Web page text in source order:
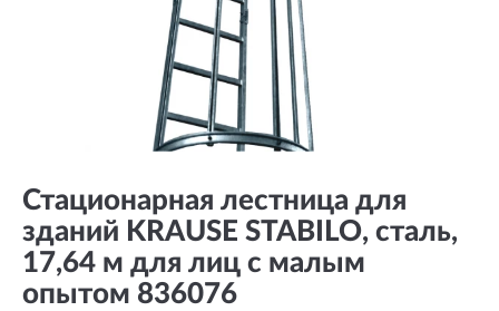
Стационарная лестница для
зданий KRAUSE STABILO, сталь,
17,64 м для лиц с малым
опытом 836076